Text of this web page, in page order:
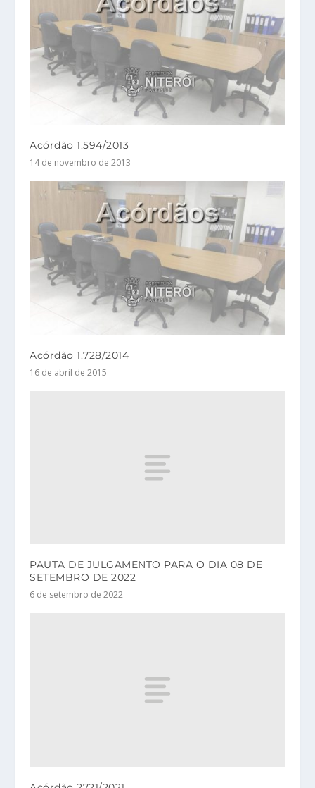
Acórdão 1.594/2013
14 de novembro de 2013
Acórdão 1.728/2014
16 de abril de 2015
PAUTA DE JULGAMENTO PARA O DIA 08 DE
SETEMBRO DE 2022
6 de setembro de 2022